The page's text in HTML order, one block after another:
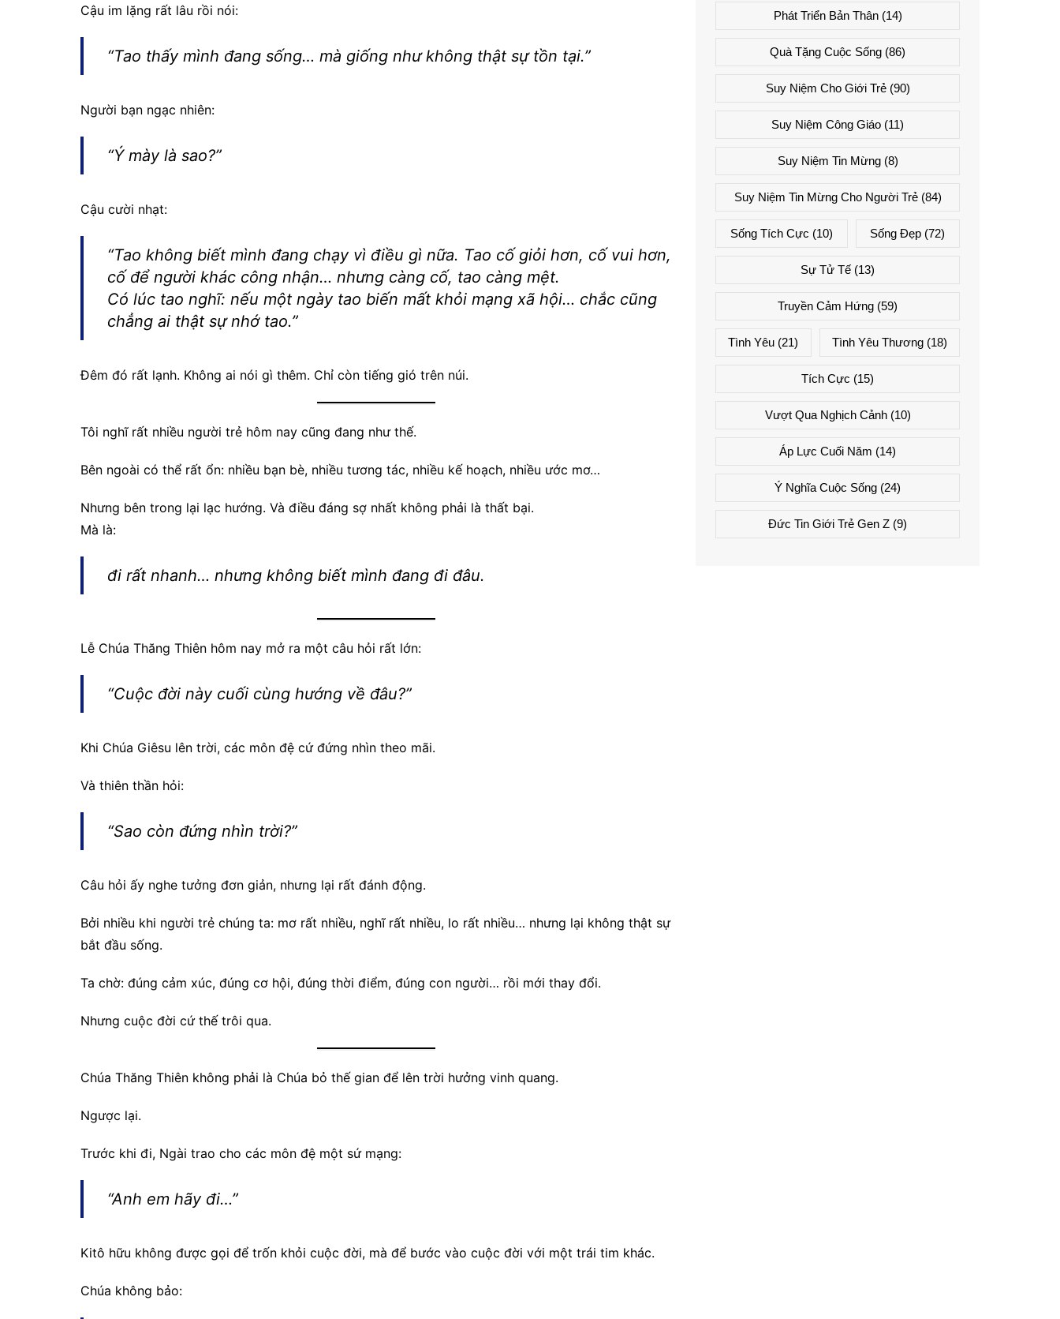
Cậu im lặng rất lâu rồi nói:
“Tao thấy mình đang sống… mà giống như không thật sự tồn tại.”
Người bạn ngạc nhiên:
“Ý mày là sao?”
Cậu cười nhạt:
“Tao không biết mình đang chạy vì điều gì nữa. Tao cố giỏi hơn, cố vui hơn,
cố để người khác công nhận… nhưng càng cố, tao càng mệt.
Có lúc tao nghĩ: nếu một ngày tao biến mất khỏi mạng xã hội… chắc cũng
chẳng ai thật sự nhớ tao.”
Đêm đó rất lạnh. Không ai nói gì thêm. Chỉ còn tiếng gió trên núi.
Tôi nghĩ rất nhiều người trẻ hôm nay cũng đang như thế.
Bên ngoài có thể rất ổn: nhiều bạn bè, nhiều tương tác, nhiều kế hoạch, nhiều ước mơ…
Nhưng bên trong lại lạc hướng. Và điều đáng sợ nhất không phải là thất bại.
Mà là:
đi rất nhanh… nhưng không biết mình đang đi đâu.
Lễ Chúa Thăng Thiên hôm nay mở ra một câu hỏi rất lớn:
“Cuộc đời này cuối cùng hướng về đâu?”
Khi Chúa Giêsu lên trời, các môn đệ cứ đứng nhìn theo mãi.
Và thiên thần hỏi:
“Sao còn đứng nhìn trời?”
Câu hỏi ấy nghe tưởng đơn giản, nhưng lại rất đánh động.
Bởi nhiều khi người trẻ chúng ta: mơ rất nhiều, nghĩ rất nhiều, lo rất nhiều… nhưng lại không thật sự
bắt đầu sống.
Ta chờ: đúng cảm xúc, đúng cơ hội, đúng thời điểm, đúng con người… rồi mới thay đổi.
Nhưng cuộc đời cứ thế trôi qua.
Chúa Thăng Thiên không phải là Chúa bỏ thế gian để lên trời hưởng vinh quang.
Ngược lại.
Trước khi đi, Ngài trao cho các môn đệ một sứ mạng:
“Anh em hãy đi…”
Kitô hữu không được gọi để trốn khỏi cuộc đời, mà để bước vào cuộc đời với một trái tim khác.
Chúa không bảo:
Phát Triển Bản Thân(14)
Quà Tặng Cuộc Sống (86)
Suy Niệm Cho Giới Trẻ(90)
Suy Niệm Công Giáo (11)
Suy Niệm Tin Mừng(8)
Suy Niệm Tin Mừng Cho Người Trẻ(84)
Sống Tích Cực (10) Sống Đẹp (72)
Sự Tử Tế (13)
Truyền Cảm Hứng (59)
Tình Yêu (21) Tình Yêu Thương(18)
Tích Cực (15)
Vượt Qua Nghịch Cảnh(10)
Áp Lực Cuối Năm (14)
Ý Nghĩa Cuộc Sống (24)
Đức Tin Giới Trẻ Gen Z (9)